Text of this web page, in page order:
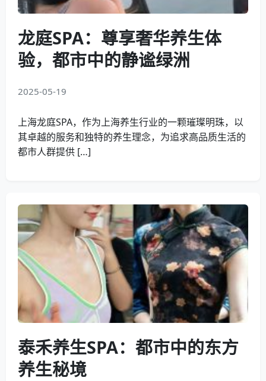
龙庭SPA：尊享奢华养生体
验，都市中的静谧绿洲
2025-05-19
上海龙庭SPA，作为上海养生行业的一颗璀璨明珠，以
其卓越的服务和独特的养生理念，为追求高品质生活的
都市人群提供 […]
泰禾养生SPA：都市中的东方
养生秘境